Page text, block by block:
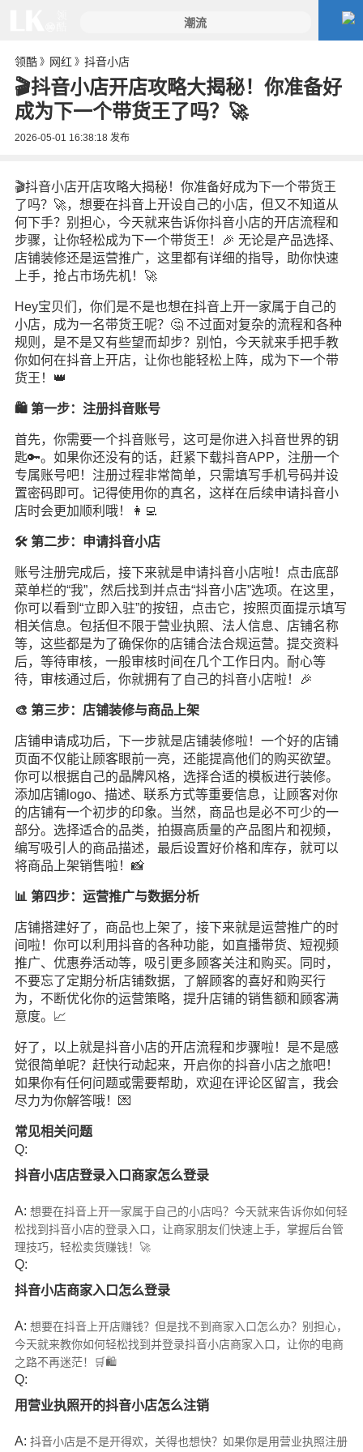
领酷》 网红 》 抖音小店
🎬抖音小店开店攻略大揭秘！你准备好
成为下一个带货王了吗？🚀
2026-05-01 16:38:18发布
🎬抖音小店开店攻略大揭秘！你准备好成为下一个带货王
了吗？🚀，想要在抖音上开设自己的小店，但又不知道从
何下手？别担心，今天就来告诉你抖音小店的开店流程和
步骤，让你轻松成为下一个带货王！🎉 无论是产品选择、
店铺装修还是运营推广，这里都有详细的指导，助你快速
上手，抢占市场先机！🚀
Hey宝贝们，你们是不是也想在抖音上开一家属于自己的
小店，成为一名带货王呢？🤔 不过面对复杂的流程和各种
规则，是不是又有些望而却步？别怕，今天就来手把手教
你如何在抖音上开店，让你也能轻松上阵，成为下一个带
货王！👑
🛍️ 第一步：注册抖音账号
首先，你需要一个抖音账号，这可是你进入抖音世界的钥
匙🔑。如果你还没有的话，赶紧下载抖音APP，注册一个
专属账号吧！注册过程非常简单，只需填写手机号码并设
置密码即可。记得使用你的真名，这样在后续申请抖音小
店时会更加顺利哦！👩‍💻
🛠️ 第二步：申请抖音小店
账号注册完成后，接下来就是申请抖音小店啦！点击底部
菜单栏的“我”，然后找到并点击“抖音小店”选项。在这里，
你可以看到“立即入驻”的按钮，点击它，按照页面提示填写
相关信息。包括但不限于营业执照、法人信息、店铺名称
等，这些都是为了确保你的店铺合法合规运营。提交资料
后，等待审核，一般审核时间在几个工作日内。耐心等
待，审核通过后，你就拥有了自己的抖音小店啦！🎉
🎨 第三步：店铺装修与商品上架
店铺申请成功后，下一步就是店铺装修啦！一个好的店铺
页面不仅能让顾客眼前一亮，还能提高他们的购买欲望。
你可以根据自己的品牌风格，选择合适的模板进行装修。
添加店铺logo、描述、联系方式等重要信息，让顾客对你
的店铺有一个初步的印象。当然，商品也是必不可少的一
部分。选择适合的品类，拍摄高质量的产品图片和视频，
编写吸引人的商品描述，最后设置好价格和库存，就可以
将商品上架销售啦！📸
📊 第四步：运营推广与数据分析
店铺搭建好了，商品也上架了，接下来就是运营推广的时
间啦！你可以利用抖音的各种功能，如直播带货、短视频
推广、优惠券活动等，吸引更多顾客关注和购买。同时，
不要忘了定期分析店铺数据，了解顾客的喜好和购买行
为，不断优化你的运营策略，提升店铺的销售额和顾客满
意度。📈
好了，以上就是抖音小店的开店流程和步骤啦！是不是感
觉很简单呢？赶快行动起来，开启你的抖音小店之旅吧！
如果你有任何问题或需要帮助，欢迎在评论区留言，我会
尽力为你解答哦！💌
常见相关问题
Q:
抖音小店店登录入口商家怎么登录
A: 想要在抖音上开一家属于自己的小店吗？今天就来告诉你如何轻
松找到抖音小店的登录入口，让商家朋友们快速上手，掌握后台管
理技巧，轻松卖货赚钱！🚀
Q:
抖音小店商家入口怎么登录
A: 想要在抖音上开店赚钱？但是找不到商家入口怎么办？别担心，
今天就来教你如何轻松找到并登录抖音小店商家入口，让你的电商
之路不再迷茫！🛒🛍️
Q:
用营业执照开的抖音小店怎么注销
A: 抖音小店是不是开得欢，关得也想快？如果你是用营业执照注册